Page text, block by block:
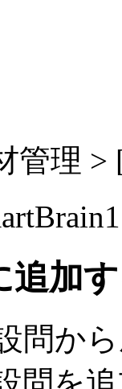
管理
追加
問か
問を